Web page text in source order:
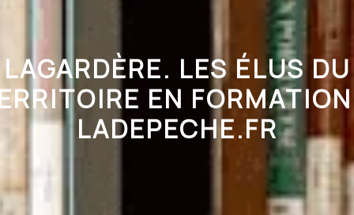
LAGARDÈRE. LES ÉLUS DU
EN
LADEPECHE.FR